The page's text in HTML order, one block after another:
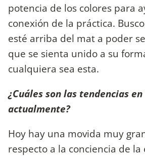
potencia de los colores para
conexión de la práctica.
esté arriba del mat a poder
que se sienta unido a su
cualquiera sea esta.
¿Cuáles son las tendencias
actualmente?
Hoy hay una movida muy
respecto a la conciencia de la